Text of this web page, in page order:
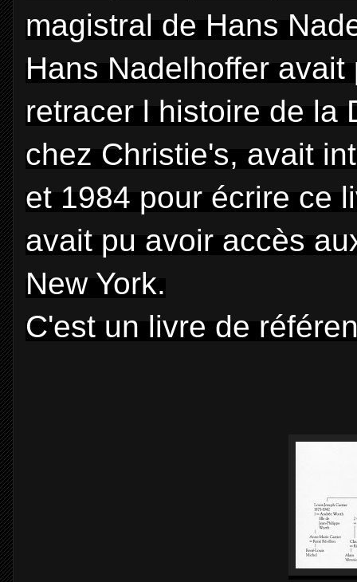
magistral de Hans
Hans Nadelhoffer
retracer l histoire de la
chez Christie's, avait
et 1984 pour écrire ce
avait pu avoir accès
New York.
C'est un livre de